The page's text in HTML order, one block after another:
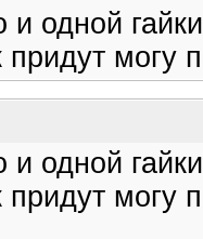
одной
придут могу
одной
придут могу